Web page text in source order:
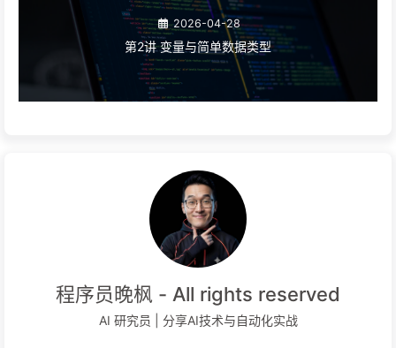
2026-04-28
第2讲 变量与简单数据类型
程序员晚枫 - All rights reserved
AI 研究员 | 分享AI技术与自动化实战